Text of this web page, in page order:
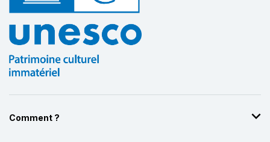
Comment ?